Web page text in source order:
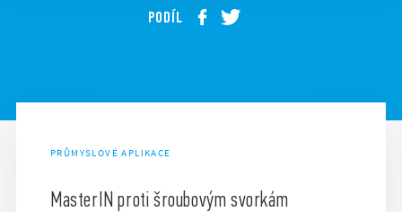
PODÍL
PRŮMYSLOVÉ APLIKACE
MasterIN proti šroubovým svorkám